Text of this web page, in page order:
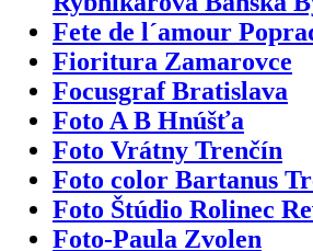
Fete de l´amour
Fioritura Zamarovce
Focusgraf Bratislava
Foto A B Hnúšťa
Foto Vrátny Trenčín
Foto color Bartanus
Foto Štúdio Rolinec
Foto-Paula Zvolen